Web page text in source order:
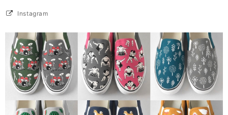
Instagram